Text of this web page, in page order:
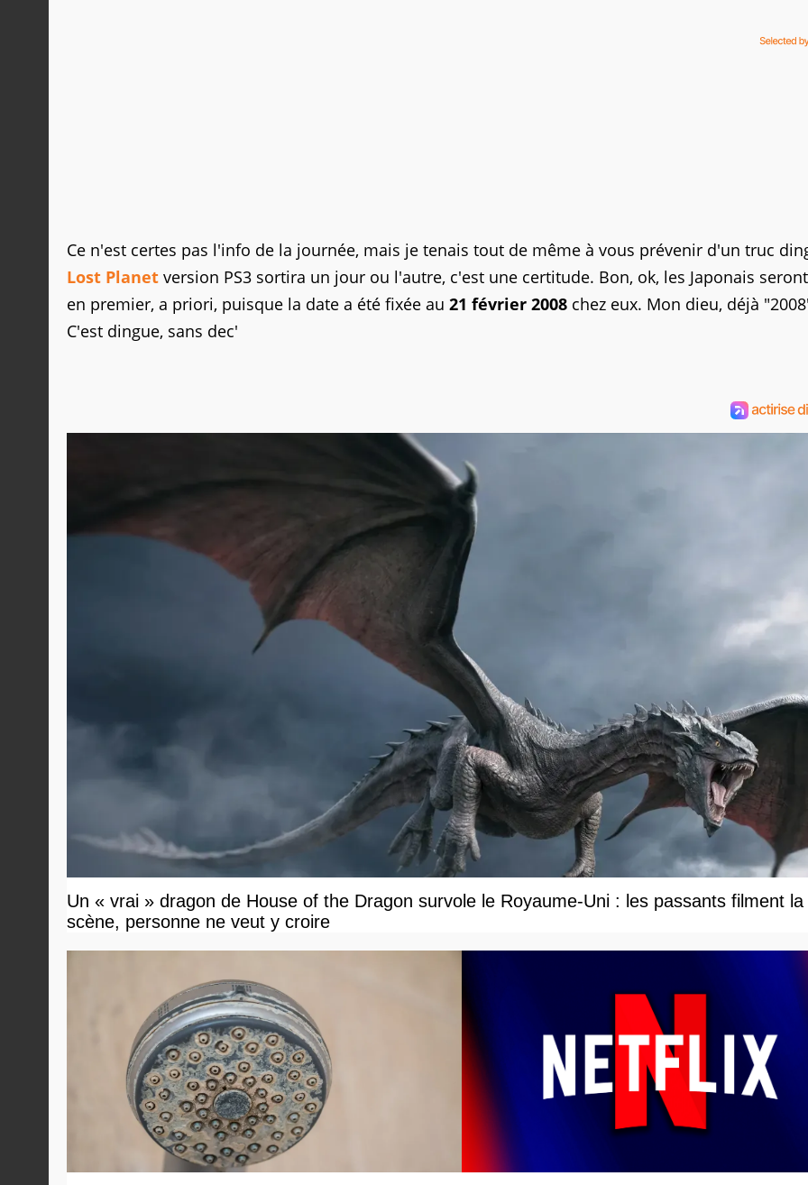
Ce n'est certes pas l'info de la journée, mais je tenais tout de même à vous prévenir d'un truc
Lost Planet version PS3 sortira un jour ou l'autre, c'est une certitude. Bon, ok, les Japonais
en premier, a priori, puisque la date a été fixée au 21 février 2008 chez eux. Mon dieu, déjà
C'est dingue, sans dec'
Un « vrai » dragon de House of the Dragon survole le Royaume-Uni : les passants filment la
scène, personne ne veut y croire